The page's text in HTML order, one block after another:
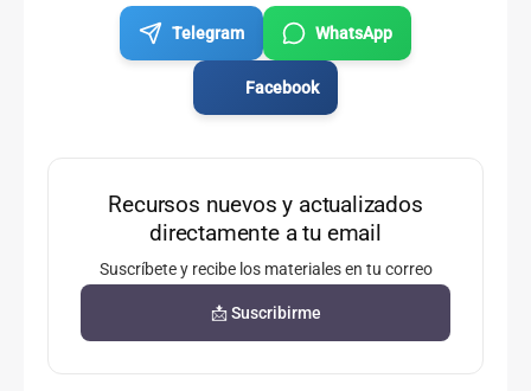
Telegram WhatsApp
Facebook
Recursos nuevos y actualizados
directamente a tu email
Suscríbete y recibe los materiales en tu correo
📩 Suscribirme